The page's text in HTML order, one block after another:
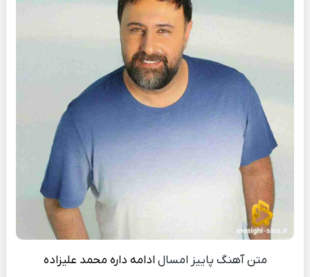
متن آهنگ پاییز امسال ادامه داره محمد علیزاده